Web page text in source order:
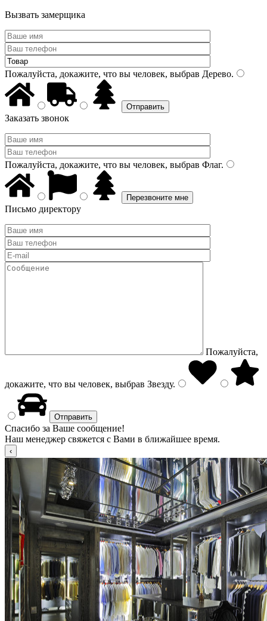
Вызвать замерщика
Пожалуйста, докажите, что вы человек, выбрав Дерево.
Заказать звонок
Пожалуйста, докажите, что вы человек, выбрав Флаг.
Письмо директору
Пожалуйста,
докажите, что вы человек, выбрав Звезду.
Спасибо за Ваше сообщение!
Наш менеджер свяжется с Вами в ближайшее время.